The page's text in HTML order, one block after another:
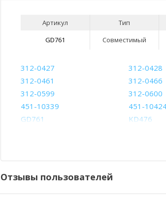
Артикул Тип
GD761
Совместимый
312-0427 312-0428
312-0461
312-0466
312-0599
312-0600
451-10339
451-
GD761
KD476
UD265
Отзывы пользователей